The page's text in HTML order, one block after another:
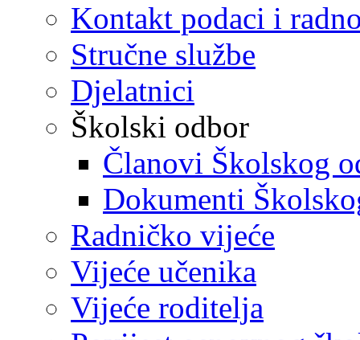
Kontakt podaci i
Stručne službe
Djelatnici
Školski odbor
Članovi Školskog
Dokumenti
Radničko vijeće
Vijeće učenika
Vijeće roditelja